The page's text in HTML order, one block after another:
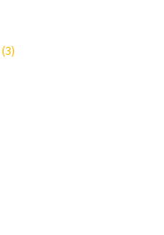
33